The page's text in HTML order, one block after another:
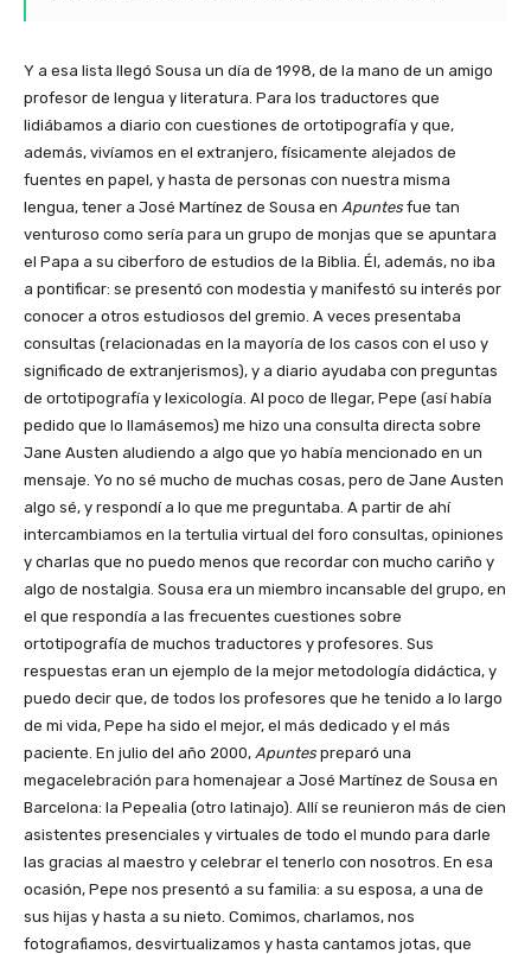
Y a esa lista llegó Sousa un día de 1998, de la mano de un amigo
profesor de lengua y literatura. Para los traductores que
lidiábamos a diario con cuestiones de ortotipografía y que,
además, vivíamos en el extranjero, físicamente alejados de
fuentes en papel, y hasta de personas con nuestra misma
lengua, tener a José Martínez de Sousa en Apuntes fue tan
venturoso como sería para un grupo de monjas que se apuntara
el Papa a su ciberforo de estudios de la Biblia. Él, además, no iba
a pontificar: se presentó con modestia y manifestó su interés por
conocer a otros estudiosos del gremio. A veces presentaba
consultas (relacionadas en la mayoría de los casos con el uso y
significado de extranjerismos), y a diario ayudaba con preguntas
de ortotipografía y lexicología. Al poco de llegar, Pepe (así había
pedido que lo llamásemos) me hizo una consulta directa sobre
Jane Austen aludiendo a algo que yo había mencionado en un
mensaje. Yo no sé mucho de muchas cosas, pero de Jane Austen
algo sé, y respondí a lo que me preguntaba. A partir de ahí
intercambiamos en la tertulia virtual del foro consultas, opiniones
y charlas que no puedo menos que recordar con mucho cariño y
algo de nostalgia. Sousa era un miembro incansable del grupo, en
el que respondía a las frecuentes cuestiones sobre
ortotipografía de muchos traductores y profesores. Sus
respuestas eran un ejemplo de la mejor metodología didáctica, y
puedo decir que, de todos los profesores que he tenido a lo largo
de mi vida, Pepe ha sido el mejor, el más dedicado y el más
paciente. En julio del año 2000, Apuntes preparó una
megacelebración para homenajear a José Martínez de Sousa en
Barcelona: la Pepealia (otro latinajo). Allí se reunieron más de cien
asistentes presenciales y virtuales de todo el mundo para darle
las gracias al maestro y celebrar el tenerlo con nosotros. En esa
ocasión, Pepe nos presentó a su familia: a su esposa, a una de
sus hijas y hasta a su nieto. Comimos, charlamos, nos
fotografiamos, desvirtualizamos y hasta cantamos jotas, que